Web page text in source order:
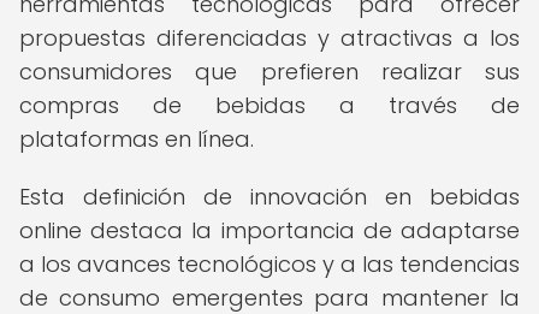
propuestas diferenciadas y atractivas a los
consumidores que prefieren realizar sus
compras de bebidas a través de
plataformas en línea.
Esta definición de innovación en bebidas
online destaca la importancia de adaptarse
a los avances tecnológicos y a las tendencias
de consumo emergentes para mantener la